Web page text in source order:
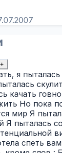
+
я
качать
Но пока
мир Я
Я пыталась
спеть